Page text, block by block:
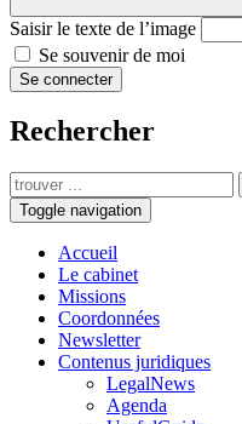
Saisir le texte de l’image
Se souvenir de moi
Se connecter
Rechercher
Toggle navigation
Accueil
Le cabinet
Missions
Coordonnées
Newsletter
Contenus juridiques
LegalNews
Agenda